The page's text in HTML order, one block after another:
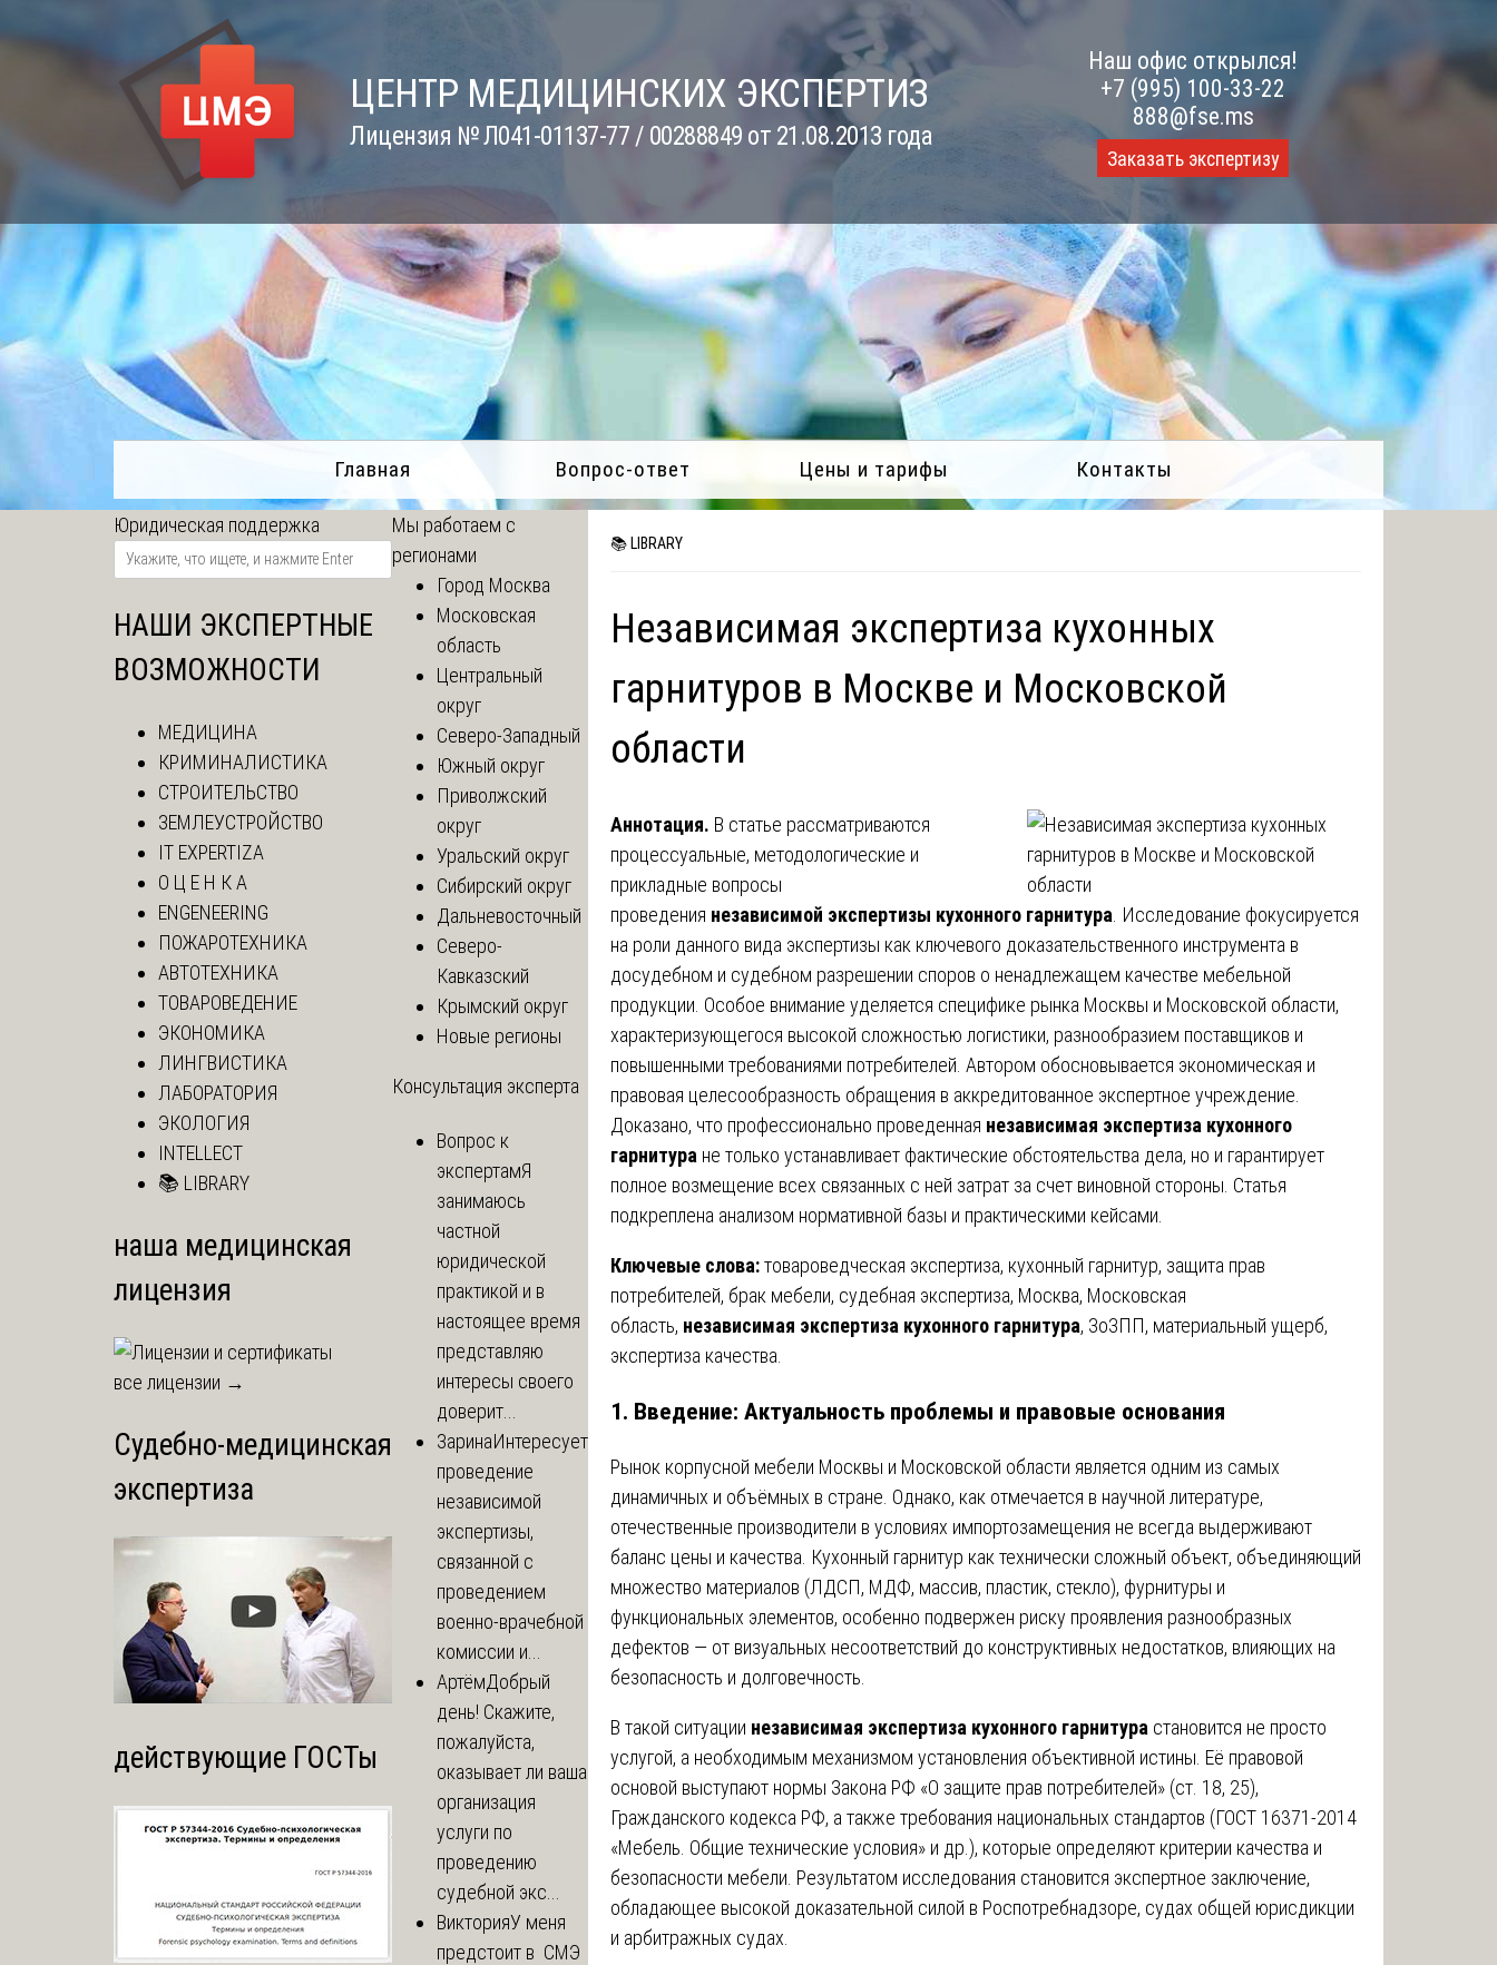
ЦЕНТР МЕДИЦИНСКИХ ЭКСПЕРТИЗ
Лицензия № Л041-01137-77 / 00288849 от 21.08.2013 года
Наш офис открылся!
+7 (995) 100-33-22
888@fse.ms
Заказать экспертизу
Главная Вопрос-ответ Цены и тарифы Контакты
📚 LIBRARY
Независимая экспертиза кухонных
гарнитуров в Москве и Московской
области
Аннотация. В статье рассматриваются
процессуальные, методологические и
прикладные вопросы
проведения независимой экспертизы кухонного гарнитура . Исследование фокусируется
на роли данного вида экспертизы как ключевого доказательственного инструмента в
досудебном и судебном разрешении споров о ненадлежащем качестве мебельной
продукции. Особое внимание уделяется специфике рынка Москвы и Московской области,
характеризующегося высокой сложностью логистики, разнообразием поставщиков и
повышенными требованиями потребителей. Автором обосновывается экономическая и
правовая целесообразность обращения в аккредитованное экспертное учреждение.
Доказано, что профессионально проведенная независимая экспертиза кухонного
гарнитура не только устанавливает фактические обстоятельства дела, но и гарантирует
полное возмещение всех связанных с ней затрат за счет виновной стороны. Статья
подкреплена анализом нормативной базы и практическими кейсами.
Ключевые слова:товароведческая экспертиза, кухонный гарнитур, защита прав
потребителей, брак мебели, судебная экспертиза, Москва, Московская
область, независимая экспертиза кухонного гарнитура, ЗоЗПП, материальный ущерб,
экспертиза качества.
1. Введение: Актуальность проблемы и правовые основания
Рынок корпусной мебели Москвы и Московской области является одним из самых
динамичных и объёмных в стране. Однако, как отмечается в научной литературе,
отечественные производители в условиях импортозамещения не всегда выдерживают
баланс цены и качества. Кухонный гарнитур как технически сложный объект, объединяющий
множество материалов (ЛДСП, МДФ, массив, пластик, стекло), фурнитуры и
функциональных элементов, особенно подвержен риску проявления разнообразных
дефектов — от визуальных несоответствий до конструктивных недостатков, влияющих на
безопасность и долговечность.
В такой ситуации независимая экспертиза кухонного гарнитура становится не просто
услугой, а необходимым механизмом установления объективной истины. Её правовой
основой выступают нормы Закона РФ «О защите прав потребителей» (ст. 18, 25),
Гражданского кодекса РФ, а также требования национальных стандартов (ГОСТ 16371-2014
«Мебель. Общие технические условия» и др.), которые определяют критерии качества и
безопасности мебели. Результатом исследования становится экспертное заключение,
обладающее высокой доказательной силой в Роспотребнадзоре, судах общей юрисдикции
и арбитражных судах.
Юридическая поддержка
НАШИ ЭКСПЕРТНЫЕ
ВОЗМОЖНОСТИ
МЕДИЦИНА
КРИМИНАЛИСТИКА
СТРОИТЕЛЬСТВО
ЗЕМЛЕУСТРОЙСТВО
IT EXPERTIZA
О Ц Е Н К А
ENGENEERING
ПОЖАРОТЕХНИКА
АВТОТЕХНИКА
ТОВАРОВЕДЕНИЕ
ЭКОНОМИКА
ЛИНГВИСТИКА
ЛАБОРАТОРИЯ
ЭКОЛОГИЯ
INTELLECT
📚 LIBRARY
наша медицинская
лицензия
все лицензии →
Судебно-медицинская
экспертиза
действующие ГОСТы
Мы работаем с
регионами
Город Москва
Московская
область
Центральный
округ
Северо-Западный
Южный округ
Приволжский
округ
Уральский округ
Сибирский округ
Дальневосточный
Северо-
Кавказский
Крымский округ
Новые регионы
Консультация эксперта
Вопрос к
экспертамЯ
занимаюсь
частной
юридической
практикой и в
настоящее время
представляю
интересы своего
доверит...
ЗаринаИнтересует
проведение
независимой
экспертизы,
связанной с
проведением
военно-врачебной
комиссии и...
АртёмДобрый
день! Скажите,
пожалуйста,
оказывает ли ваша
организация
услуги по
проведению
судебной экс...
ВикторияУ меня
предстоит в СМЭ